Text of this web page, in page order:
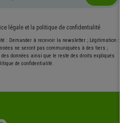
légale et la politique de confidentialité
: Demander à recevoir la newsletter ; Légitimation :
ne seront pas communiquées à des tiers ;
données ainsi que le reste des droits expliqués
de confidentialité.